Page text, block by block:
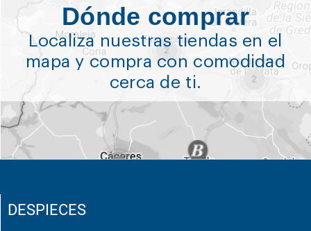
Dónde comprar
Localiza nuestras tiendas en el
mapa y compra con comodidad
cerca de ti.
DESPIECES